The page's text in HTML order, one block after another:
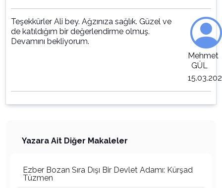
Teşekkürler Ali bey. Ağzınıza sağlık. Güzel ve
de katıldığım bir değerlendirme olmuş.
Devamını bekliyorum.
Mehmet
GÜL
Yazara Ait Diğer Makaleler
Ezber Bozan Sıra Dışı Bir Devlet Adamı: Kürşad
Tüzmen